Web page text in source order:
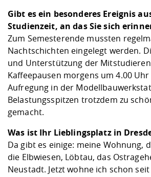
Gibt es ein besonderes Ereignis
Studienzeit, an das Sie sich
Zum Semesterende mussten
Nachtschichten eingelegt werden.
und Unterstützung der
Kaffeepausen morgens um 4.00
Aufregung in der
Belastungsspitzen trotzdem zu
gemacht.
Was ist Ihr Lieblingsplatz in
Da gibt es einige: meine Wohnung,
die Elbwiesen, Löbtau, das
Neustadt. Jetzt wohne ich schon